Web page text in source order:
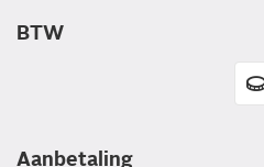
BTW
Aanbetaling